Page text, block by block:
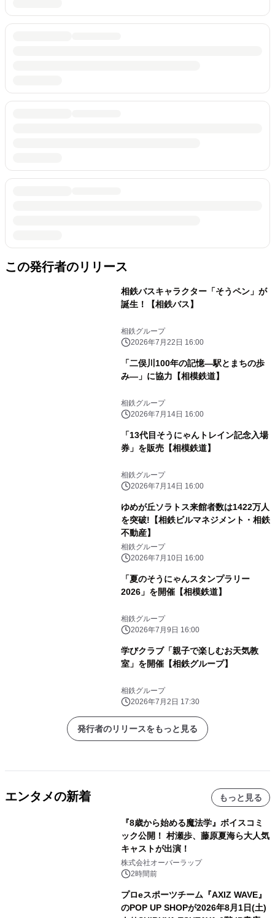
この発行者のリリース
相鉄バスキャラクター「そうペン」が
誕生！【相鉄バス】
相鉄グループ
2026年7月22日 16:00
「二俣川100年の記憶―駅とまちの歩
み―」に協力【相模鉄道】
相鉄グループ
2026年7月14日 16:00
「13代目そうにゃんトレイン記念入場
券」を販売【相模鉄道】
相鉄グループ
2026年7月14日 16:00
ゆめが丘ソラトス来館者数は1422万人
を突破!【相鉄ビルマネジメント・相鉄
不動産】
相鉄グループ
2026年7月10日 16:00
「夏のそうにゃんスタンプラリー
2026」を開催【相模鉄道】
相鉄グループ
2026年7月9日 16:00
学びクラブ「親子で楽しむお天気教
室」を開催【相鉄グループ】
相鉄グループ
2026年7月2日 17:30
発行者のリリースをもっと見る
エンタメの新着 もっと見る
『8歳から始める魔法学』ボイスコミ
ック公開！ 村瀬歩、藤原夏海ら大人気
キャストが出演！
株式会社オーバーラップ
2時間前
プロeスポーツチーム『AXIZ WAVE』
のPOP UP SHOPが2026年8月1日(土)